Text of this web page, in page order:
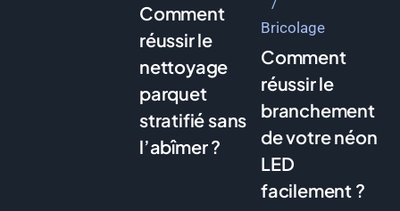
Comment
réussir le
nettoyage
parquet
stratifié sans
l’abîmer ?
Bricolage
Comment
réussir le
branchement
de votre néon
LED
facilement ?